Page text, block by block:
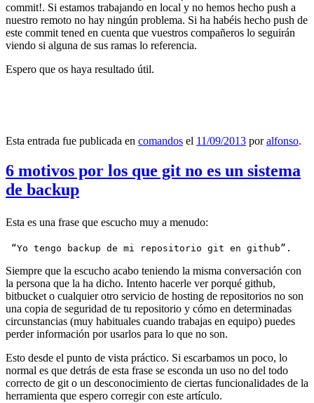
commit!. Si estamos trabajando en local y no hemos hecho push a
nuestro remoto no hay ningún problema. Si ha habéis hecho push de
este commit tened en cuenta que vuestros compañeros lo seguirán
viendo si alguna de sus ramas lo referencia.
Espero que os haya resultado útil.
Esta entrada fue publicada en comandos el 11/09/2013 poralfonso.
6 motivos por los que git no es un sistema
de backup
Esta es una frase que escucho muy a menudo:
“Yo tengo backup de mi repositorio git en github”.
Siempre que la escucho acabo teniendo la misma conversación con
la persona que la ha dicho. Intento hacerle ver porqué github,
bitbucket o cualquier otro servicio de hosting de repositorios no son
una copia de seguridad de tu repositorio y cómo en determinadas
circunstancias (muy habituales cuando trabajas en equipo) puedes
perder información por usarlos para lo que no son.
Esto desde el punto de vista práctico. Si escarbamos un poco, lo
normal es que detrás de esta frase se esconda un uso no del todo
correcto de git o un desconocimiento de ciertas funcionalidades de la
herramienta que espero corregir con este artículo.